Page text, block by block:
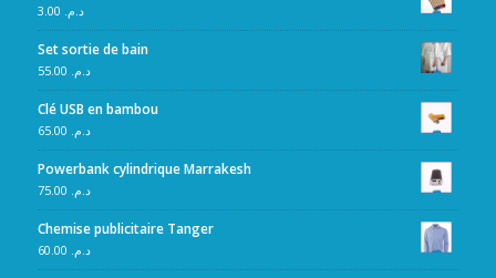
د.م.
Set sortie de bain
د.م.
Clé USB en bambou
د.م.
Powerbank cylindrique Marrakesh
د.م.
Chemise publicitaire Tanger
د.م.